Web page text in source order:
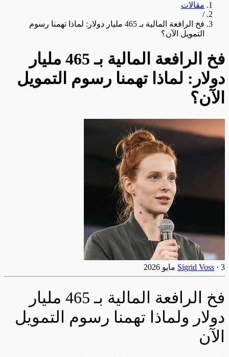
مقالات
/
فخ الرافعة المالية بـ 465 مليار دولار: لماذا تهمنا رسوم
التمويل الآن؟
فخ الرافعة المالية بـ 465 مليار
دولار: لماذا تهمنا رسوم التمويل
الآن؟
Sigrid Voss · 3 مايو 2026
فخ الرافعة المالية بـ 465 مليار
دولار ولماذا تهمنا رسوم التمويل
الآن